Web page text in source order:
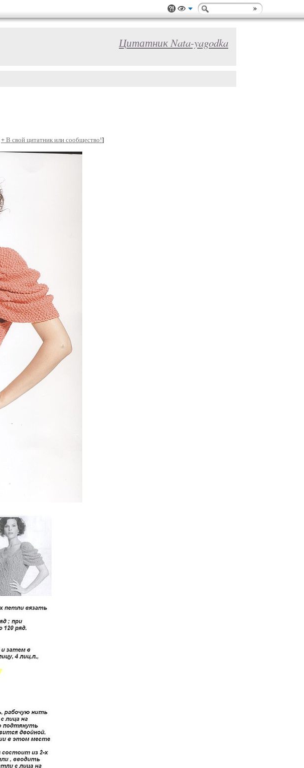
Цитатник Nata-yagodka
+ В свой цитатник или сообщество!]